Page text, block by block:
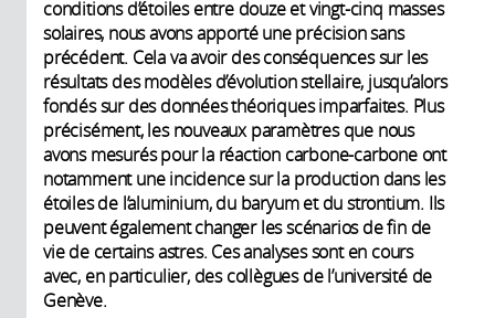
conditions d’étoiles entre douze et vingt-cinq masses
solaires, nous avons apporté une précision sans
précédent. Cela va avoir des conséquences sur les
résultats des modèles d’évolution stellaire, jusqu’alors
fondés sur des données théoriques imparfaites. Plus
précisément, les nouveaux paramètres que nous
avons mesurés pour la réaction carbone-carbone ont
notamment une incidence sur la production dans les
étoiles de l’aluminium, du baryum et du strontium. Ils
peuvent également changer les scénarios de fin de
vie de certains astres. Ces analyses sont en cours
avec, en particulier, des collègues de l’université de
Genève.